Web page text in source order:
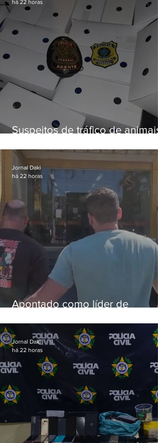
Suspeitos de tráfico de animais
aves
há 22 horas
Apontado como líder de
aposentados é preso
Jornal Daki
há 22 horas
Jornal Daki
há 22 horas